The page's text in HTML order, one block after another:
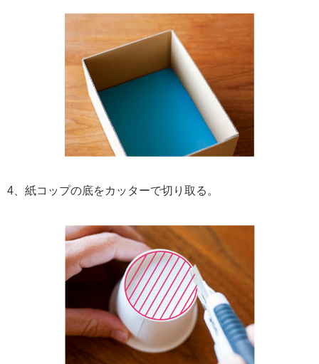
4、紙コップの底をカッターで切り取る。